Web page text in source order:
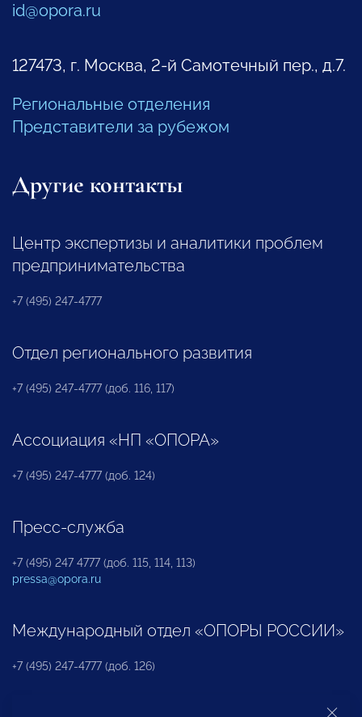
id@opora.ru
127473, г. Москва, 2-й Самотечный пер., д.7.
Региональные отделения
Представители за рубежом
Другие контакты
Центр экспертизы и аналитики проблем
предпринимательства
+7 (495) 247-4777
Отдел регионального развития
+7 (495) 247-4777 (доб. 116, 117)
Ассоциация «НП «ОПОРА»
+7 (495) 247-4777 (доб. 124)
Пресс-служба
+7 (495) 247 4777 (доб. 115, 114, 113)
pressa@opora.ru
Международный отдел «ОПОРЫ РОССИИ»
+7 (495) 247-4777 (доб. 126)